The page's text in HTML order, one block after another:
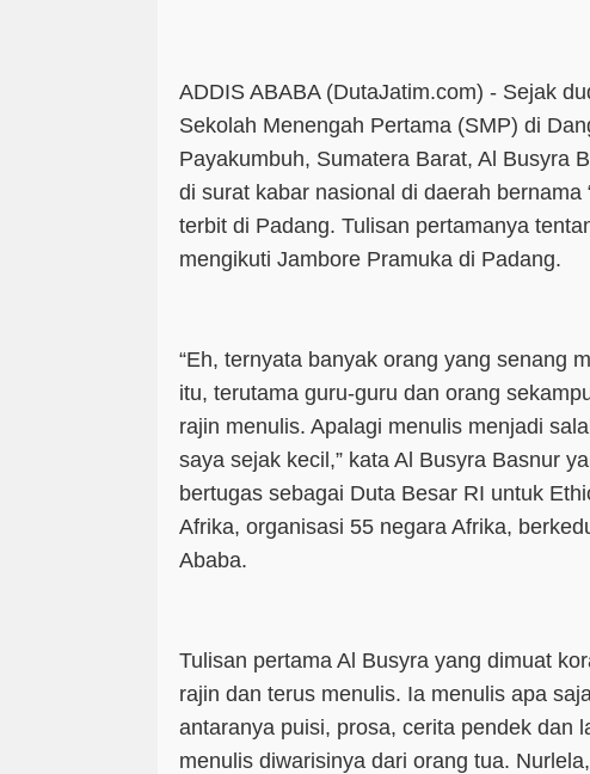
ADDIS ABABA (DutaJatim.com) - Sejak
Sekolah Menengah Pertama (SMP) di
Payakumbuh, Sumatera Barat, Al Busyra
di surat kabar nasional di daerah bernama
terbit di Padang. Tulisan pertamanya
mengikuti Jambore Pramuka di Padang.
“Eh, ternyata banyak orang yang senang
itu, terutama guru-guru dan orang
rajin menulis. Apalagi menulis menjadi
saya sejak kecil,” kata Al Busyra Basnur
bertugas sebagai Duta Besar RI untuk
Afrika, organisasi 55 negara Afrika,
Ababa.
Tulisan pertama Al Busyra yang dimuat
rajin dan terus menulis. Ia menulis apa
antaranya puisi, prosa, cerita pendek dan
menulis diwarisinya dari orang tua.